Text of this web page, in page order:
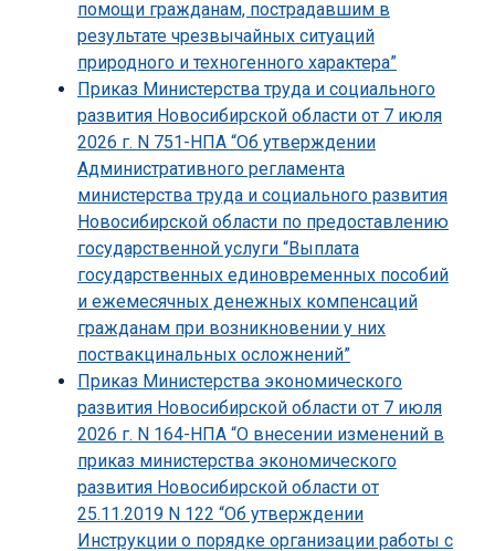
помощи гражданам, пострадавшим в
результате чрезвычайных ситуаций
природного и техногенного характера”
Приказ Министерства труда и социального
развития Новосибирской области от 7 июля
2026 г. N 751-НПА “Об утверждении
Административного регламента
министерства труда и социального развития
Новосибирской области по предоставлению
государственной услуги “Выплата
государственных единовременных пособий
и ежемесячных денежных компенсаций
гражданам при возникновении у них
поствакцинальных осложнений”
Приказ Министерства экономического
развития Новосибирской области от 7 июля
2026 г. N 164-НПА “О внесении изменений в
приказ министерства экономического
развития Новосибирской области от
25.11.2019 N 122 “Об утверждении
Инструкции о порядке организации работы с